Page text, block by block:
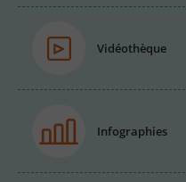
Vidéothèque
Infographies